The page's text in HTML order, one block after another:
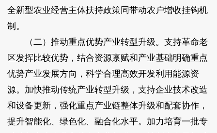
全新型农业经营主体扶持政策同带动农户增收挂钩机
制。
（二）推动重点优势产业转型升级。支持革命老
区发挥比较优势，结合资源禀赋和产业基础明确重点
优势产业发展方向，科学合理高效开发利用能源资
源。加快推动传统产业转型升级，支持企业技术改造
和设备更新，强化重点产业链整体升级和配套协作，
提升智能化、绿色化、融合化水平。加力培育一批专